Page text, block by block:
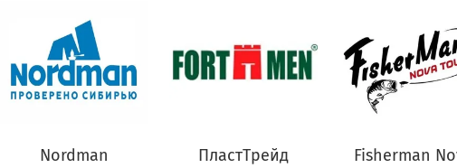
Nordman ПластТрейд
Fisherman